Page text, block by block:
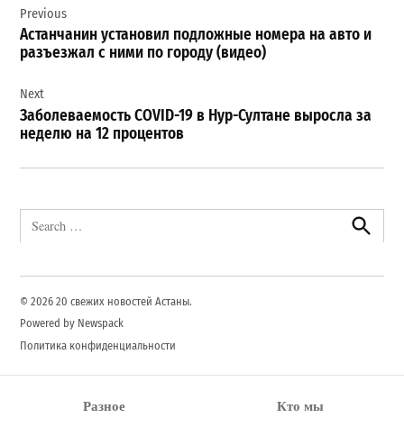
по
записям
Previous
Астанчанин установил подложные номера на авто и
разъезжал с ними по городу (видео)
Next
Заболеваемость COVID-19 в Нур-Султане выросла за
неделю на 12 процентов
Search
for:
Search
© 2026 20 свежих новостей Астаны.
Powered by Newspack
Политика конфиденциальности
Разное Кто мы